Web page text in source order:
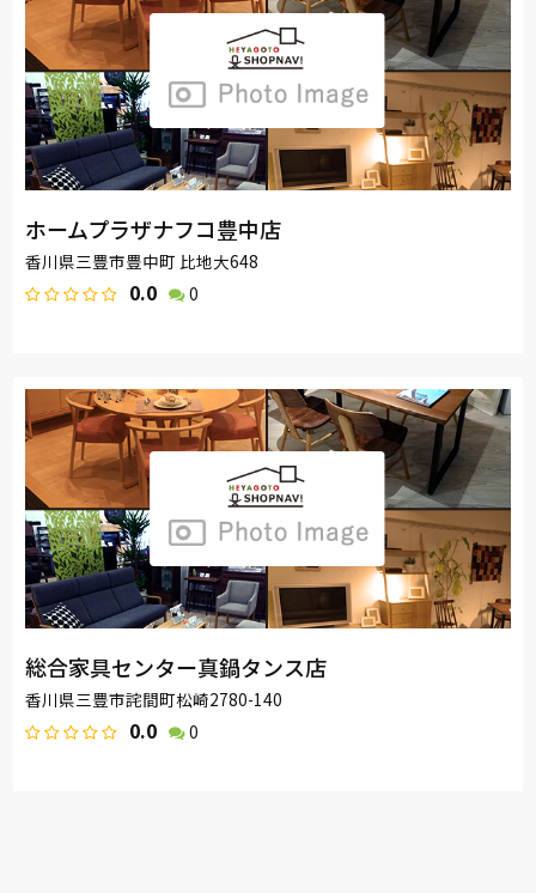
ホームプラザナフコ豊中店
香川県三豊市豊中町 比地大648
0.0 0
総合家具センター真鍋タンス店
香川県三豊市詫間町松崎2780-140
0.0 0